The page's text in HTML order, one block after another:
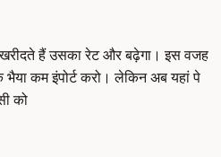
हैं उसका रेट और बढ़ेगा। इस वजह
भैया कम इंपोर्ट करो। लेकिन अब यहां पे
को